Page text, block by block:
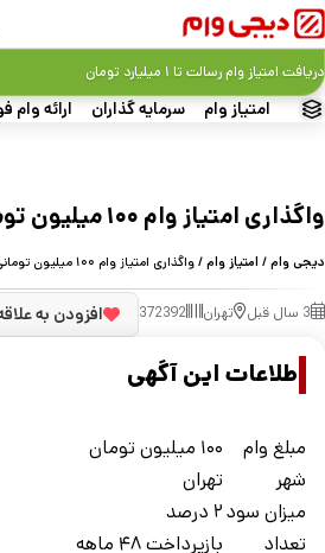
امتیاز وام سرمایه گذاران ارائه وام
دریافت امتیاز وام رسالت تا ۱ میلیارد تومان
واگذاری امتیاز وام ۱۰۰ میلیون تومانی در تهران
دیجی وام/ امتیاز وام/ واگذاری امتیاز وام ۱۰۰ میلیون تومانی در تهران
3 سال قبل تهران 372392 افزودن به
اطلاعات این آگهی
مبلغ وام
۱۰۰ میلیون تومان
شهر
تهران
ميزان سود۲ درصد
تعداد
بازپرداخت ۴۸ ماهه